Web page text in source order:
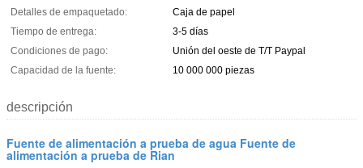
Detalles de empaquetado:
Caja de papel
Tiempo de entrega:
3-5 días
Condiciones de pago:
Unión del oeste de T/T Paypal
Capacidad de la fuente:
10 000 000 piezas
descripción
Fuente de alimentación a prueba de agua Fuente de
alimentación a prueba de Rian